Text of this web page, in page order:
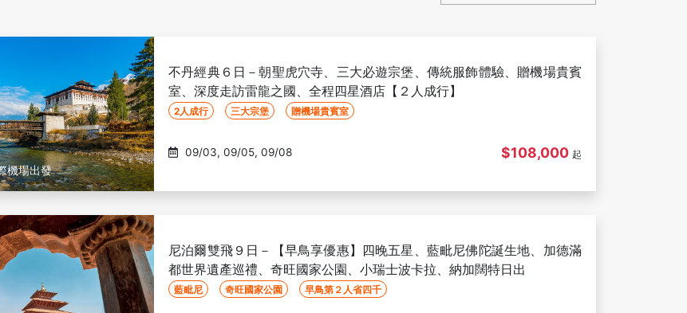
機場出發
不丹經典６日－朝聖虎穴寺、三大必遊宗堡、傳統服飾體驗、贈機場貴賓
室、深度走訪雷龍之國、全程四星酒店【２人成行】
2人成行 三大宗堡 贈機場貴賓室
09/03, 09/05, 09/08 $108,000 起
尼泊爾雙飛９日－【早鳥享優惠】四晚五星、藍毗尼佛陀誕生地、加德滿
都世界遺產巡禮、奇旺國家公園、小瑞士波卡拉、納加闊特日出
藍毗尼 奇旺國家公園 早鳥第２人省四千